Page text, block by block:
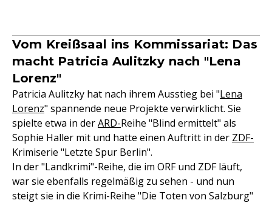
Vom Kreißsaal ins Kommissariat: Das
macht Patricia Aulitzky nach "Lena
Lorenz"
Patricia Aulitzky hat nach ihrem Ausstieg bei "Lena
Lorenz" spannende neue Projekte verwirklicht. Sie
spielte etwa in derARD-Reihe "Blind ermittelt" als
Sophie Haller mit und hatte einen Auftritt in der ZDF-
Krimiserie "Letzte Spur Berlin".
In der "Landkrimi"-Reihe, die im ORF und ZDF läuft,
war sie ebenfalls regelmäßig zu sehen - und nun
steigt sie in die Krimi-Reihe "Die Toten von Salzburg"